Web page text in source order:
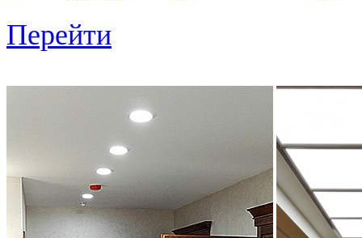
Перейти